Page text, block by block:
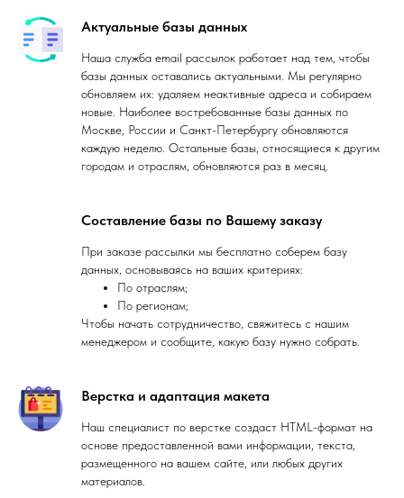
Актуальные базы данных
Наша служба email рассылок работает над тем, чтобы
базы данных оставались актуальными. Мы регулярно
обновляем их: удаляем неактивные адреса и собираем
новые. Наиболее востребованные базы данных по
Москве, России и Санкт-Петербургу обновляются
каждую неделю. Остальные базы, относящиеся к другим
городам и отраслям, обновляются раз в месяц.
Составление базы по Вашему заказу
При заказе рассылки мы бесплатно соберем базу
данных, основываясь на ваших критериях:
По отраслям;
По регионам;
Чтобы начать сотрудничество, свяжитесь с нашим
менеджером и сообщите, какую базу нужно собрать.
Верстка и адаптация макета
Наш специалист по верстке создаст HTML-формат на
основе предоставленной вами информации, текста,
размещенного на вашем сайте, или любых других
материалов.